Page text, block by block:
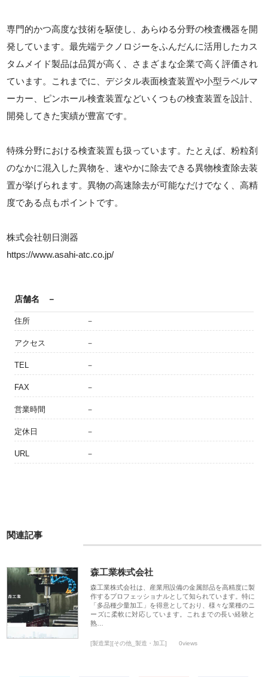
専門的かつ高度な技術を駆使し、あらゆる分野の検査機器を開
発しています。最先端テクノロジーをふんだんに活用したカス
タムメイド製品は品質が高く、さまざまな企業で高く評価され
ています。これまでに、デジタル表面検査装置や小型ラベルマ
ーカー、ピンホール検査装置などいくつもの検査装置を設計、
開発してきた実績が豊富です。
特殊分野における検査装置も扱っています。たとえば、粉粒剤
のなかに混入した異物を、速やかに除去できる異物検査除去装
置が挙げられます。異物の高速除去が可能なだけでなく、高精
度である点もポイントです。
株式会社朝日測器
https://www.asahi-atc.co.jp/
店舗名 －
住所 －
アクセス －
TEL －
FAX －
営業時間 －
定休日 －
URL －
関連記事
森工業株式会社
森工業株式会社は、産業用設備の金属部品を高精度に製
作するプロフェッショナルとして知られています。特に
「多品種少量加工」を得意としており、様々な業種のニ
ーズに柔軟に対応しています。これまでの長い経験と
熟…
[製造業][その他_製造・加工] 0views